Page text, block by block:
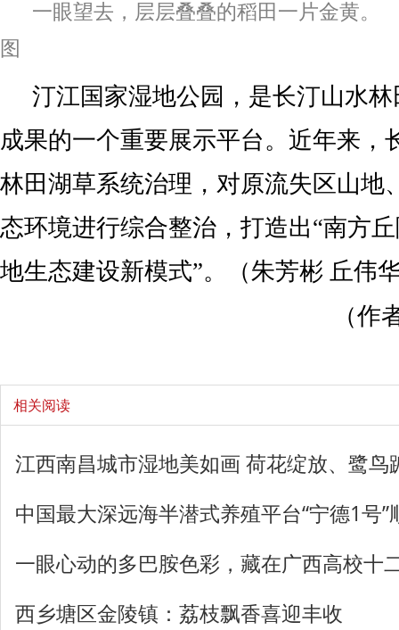
一眼望去，层层叠叠的稻田一片金黄。
图
汀江国家湿地公园，是长汀山水
成果的一个重要展示平台。近年来，
林田湖草系统治理，对原流失区山地
态环境进行综合整治，打造出“南方
地生态建设新模式”。（朱芳彬 丘伟
（作
相关阅读
江西南昌城市湿地美如画 荷花绽放、鹭鸟
中国最大深远海半潜式养殖平台“宁德1号
一眼心动的多巴胺色彩，藏在广西高校十
西乡塘区金陵镇：荔枝飘香喜迎丰收